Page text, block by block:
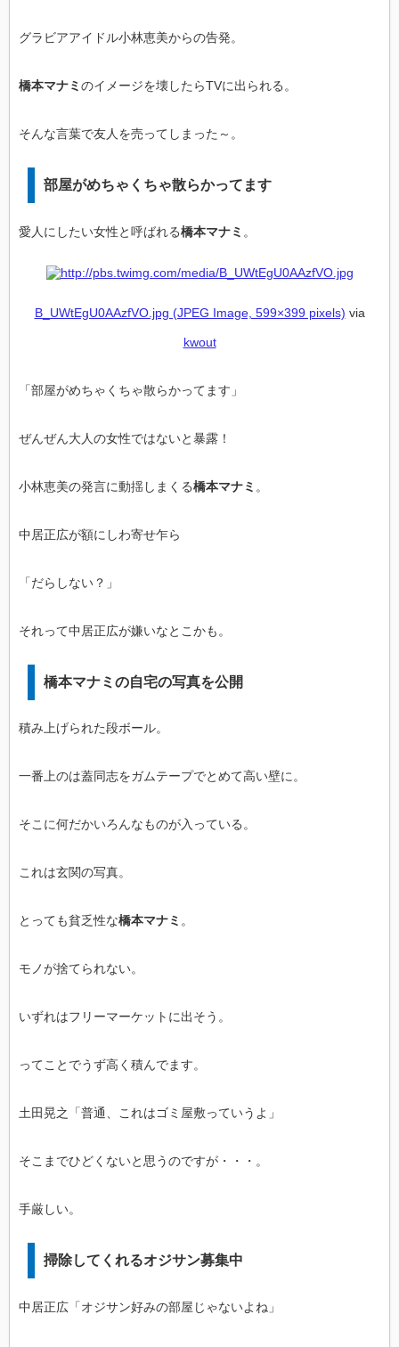
グラビアアイドル小林恵美からの告発。
橋本マナミ のイメージを壊したらTVに出られる。
そんな言葉で友人を売ってしまった～。
部屋がめちゃくちゃ散らかってます
愛人にしたい女性と呼ばれる橋本マナミ 。
B_UWtEgU0AAzfVO.jpg (JPEG Image, 599×399 pixels) via
kwout
「部屋がめちゃくちゃ散らかってます」
ぜんぜん大人の女性ではないと暴露！
小林恵美の発言に動揺しまくる橋本マナミ 。
中居正広が額にしわ寄せ乍ら
「だらしない？」
それって中居正広が嫌いなとこかも。
橋本マナミの自宅の写真を公開
積み上げられた段ボール。
一番上のは蓋同志をガムテープでとめて高い壁に。
そこに何だかいろんなものが入っている。
これは玄関の写真。
とっても貧乏性な橋本マナミ 。
モノが捨てられない。
いずれはフリーマーケットに出そう。
ってことでうず高く積んでます。
土田晃之「普通、これはゴミ屋敷っていうよ」
そこまでひどくないと思うのですが・・・。
手厳しい。
掃除してくれるオジサン募集中
中居正広「オジサン好みの部屋じゃないよね」